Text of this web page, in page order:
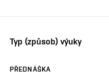
Typ (způsob) výuky
PŘEDNÁŠKA